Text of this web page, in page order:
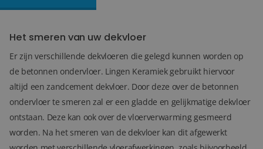
Reviews
Contact
Het smeren van uw dekvloer
Er zijn verschillende dekvloeren die gelegd kunnen worden op
de betonnen ondervloer. Lingen Keramiek gebruikt hiervoor
altijd een zandcement dekvloer. Door deze over de betonnen
ondervloer te smeren zal er een gladde en gelijkmatige dekvloer
ontstaan. Deze kan ook over de vloerverwarming gesmeerd
worden. Na het smeren van de dekvloer kan dit afgewerkt